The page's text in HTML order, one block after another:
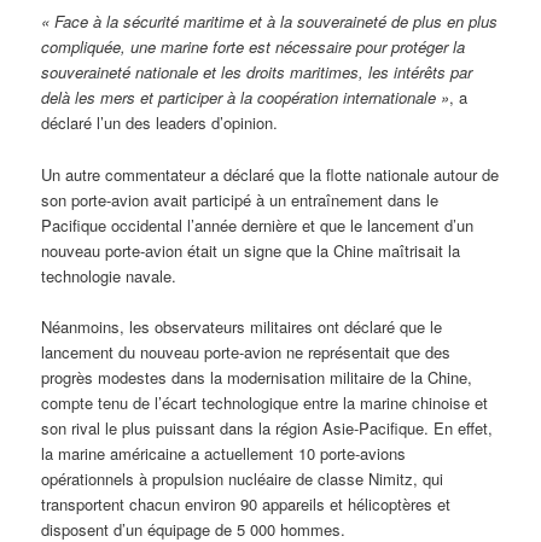
« Face à la sécurité maritime et à la souveraineté de plus en plus
compliquée, une marine forte est nécessaire pour protéger la
souveraineté nationale et les droits maritimes, les intérêts par
delà les mers et participer à la coopération internationale », a
déclaré l’un des leaders d’opinion.
Un autre commentateur a déclaré que la flotte nationale autour de
son porte-avion avait participé à un entraînement dans le
Pacifique occidental l’année dernière et que le lancement d’un
nouveau porte-avion était un signe que la Chine maîtrisait la
technologie navale.
Néanmoins, les observateurs militaires ont déclaré que le
lancement du nouveau porte-avion ne représentait que des
progrès modestes dans la modernisation militaire de la Chine,
compte tenu de l’écart technologique entre la marine chinoise et
son rival le plus puissant dans la région Asie-Pacifique. En effet,
la marine américaine a actuellement 10 porte-avions
opérationnels à propulsion nucléaire de classe Nimitz, qui
transportent chacun environ 90 appareils et hélicoptères et
disposent d’un équipage de 5 000 hommes.